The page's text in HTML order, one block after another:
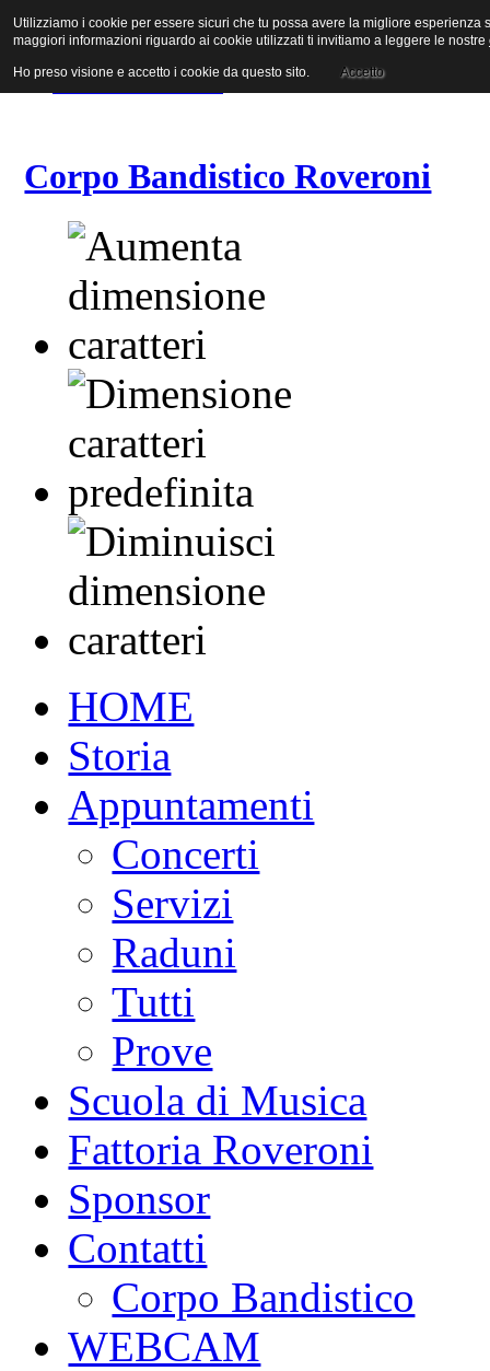
Vai al contenuto
Vai alla navigazione principale
Vai alla prima colonna
Corpo Bandistico Roveroni
HOME
Storia
Appuntamenti
Concerti
Servizi
Raduni
Tutti
Prove
Scuola di Musica
Fattoria Roveroni
Sponsor
Contatti
Corpo Bandistico
WEBCAM
Utilizziamo i cookie per essere sicuri che tu possa avere la migliore
maggiori informazioni riguardo ai cookie utilizzati ti invitiamo a leggere le nostre
Ho preso visione e accetto i cookie da questo sito. Accetto